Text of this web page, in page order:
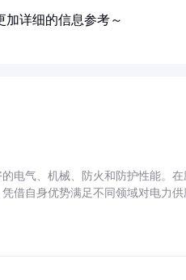
加详细的信息参考～
电气、机械、防火和防护性能。在
借自身优势满足不同领域对电力供